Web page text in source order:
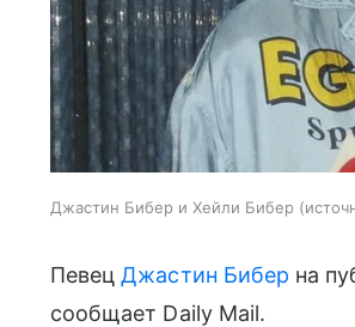
Джастин Бибер и Хейли Бибер
ПевецДжастин Бибер на
сообщает Daily Mail.